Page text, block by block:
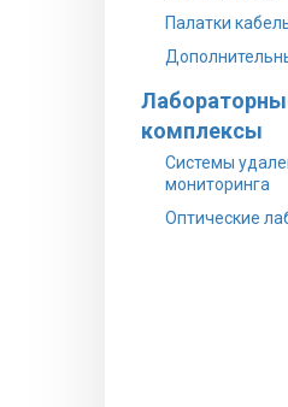
Палатки
комплексы
Системы
мониторинга
Оптические